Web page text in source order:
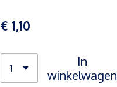
€ 1,10
In
winkelwagen